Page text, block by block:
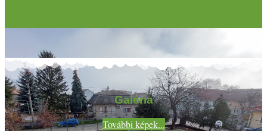
Galéria
További képek...